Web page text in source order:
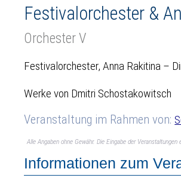
Festivalorchester &
Orchester V
Festivalorchester, Anna Rakitina –
Werke von Dmitri Schostakowitsch
Veranstaltung im Rahmen von:
Alle Angaben ohne Gewähr. Die Eingabe der
Informationen zum